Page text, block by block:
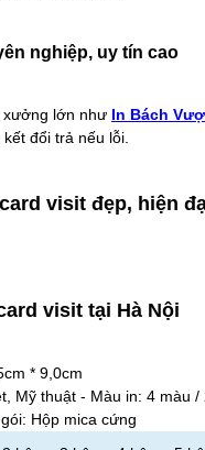
nghiệp, uy tín cao
xưởng lớn như In Bách
đổi trả nếu lỗi.
visit đẹp, hiện
visit tại Hà Nội
* 9,0cm
Mỹ thuật - Màu in: 4 màu
Hộp mica cứng